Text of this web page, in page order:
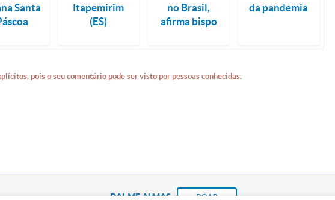
Santa
Itapemirim
(ES)
no Brasil,
afirma bispo
da pandemia
pois o seu comentário pode ser visto por pessoas conhecidas.
DAI-ME ALMAS DOAR